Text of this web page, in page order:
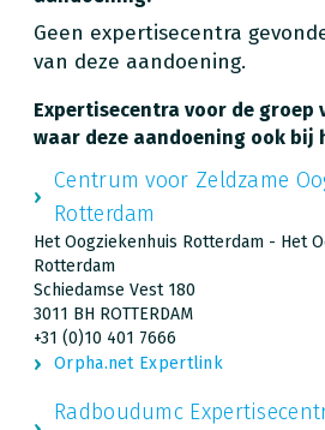
Geen expertisecentra
van deze aandoening.
Expertisecentra voor de groep
waar deze aandoening ook bij
Centrum voor Zeldzame
Rotterdam
Het Oogziekenhuis Rotterdam - Het
Rotterdam
Schiedamse Vest 180
3011 BH ROTTERDAM
+31 (0)10 401 7666
Orpha.net Expertlink
Radboudumc